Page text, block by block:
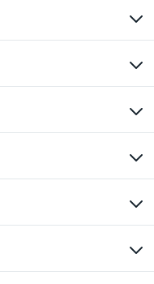
相談・お問い合わせ窓口）